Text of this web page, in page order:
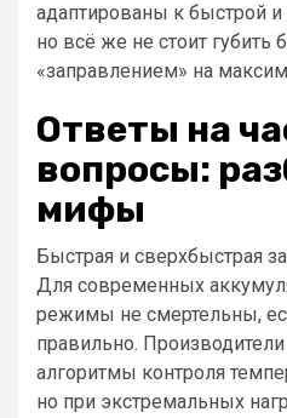
адаптированы к быстрой
но всё же не стоит
«заправлением» на
Ответы на
вопросы:
мифы
Быстрая и сверхбыстрая
Для современных
режимы не смертельны,
правильно.
алгоритмы контроля
но при экстремальных